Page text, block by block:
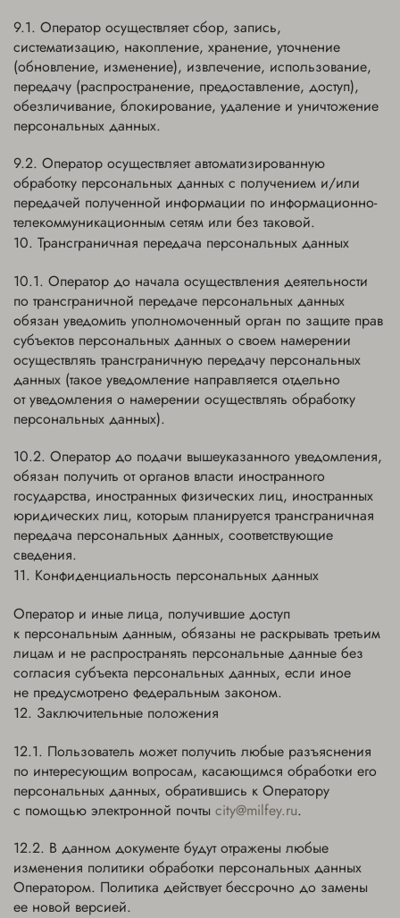
Оператор осуществляет сбор, запись,
систематизацию, накопление, хранение, уточнение
(обновление, изменение), извлечение, использование,
передачу (распространение, предоставление, доступ),
обезличивание, блокирование, удаление и уничтожение
персональных данных.
Оператор осуществляет автоматизированную
обработку персональных данных с получением и/или
передачей полученной информации по информационно-
телекоммуникационным сетям или без таковой.
Трансграничная передача персональных данных
Оператор до начала осуществления деятельности
по трансграничной передаче персональных данных
обязан уведомить уполномоченный орган по защите прав
субъектов персональных данных о своем намерении
осуществлять трансграничную передачу персональных
данных (такое уведомление направляется отдельно
от уведомления о намерении осуществлять обработку
персональных данных).
Оператор до подачи вышеуказанного уведомления,
обязан получить от органов власти иностранного
государства, иностранных физических лиц, иностранных
юридических лиц, которым планируется трансграничная
передача персональных данных, соответствующие
сведения.
Конфиденциальность персональных данных
Оператор и иные лица, получившие доступ
к персональным данным, обязаны не раскрывать третьим
лицам и не распространять персональные данные без
согласия субъекта персональных данных, если иное
не предусмотрено федеральным законом.
Заключительные положения
Пользователь может получить любые разъяснения
по интересующим вопросам, касающимся обработки его
персональных данных, обратившись к Оператору
с помощью электронной почты city@milfey.ru.
В данном документе будут отражены любые
изменения политики обработки персональных данных
Оператором. Политика действует бессрочно до замены
ее новой версией.